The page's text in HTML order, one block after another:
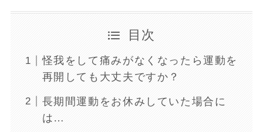
目次
怪我をして痛みがなくなったら運動を
再開しても大丈夫ですか？
長期間運動をお休みしていた場合に
は…